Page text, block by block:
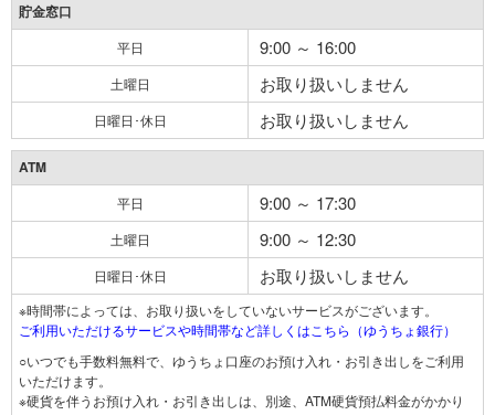
貯金窓口
平日 9:00 ～ 16:00
土曜日 お取り扱いしません
日曜日･休日 お取り扱いしません
ATM
平日 9:00 ～ 17:30
土曜日 9:00 ～ 12:30
日曜日･休日 お取り扱いしません
※時間帯によっては、お取り扱いをしていないサービスがございます。
ご利用いただけるサービスや時間帯など詳しくはこちら（ゆうちょ銀行）
○いつでも手数料無料で、ゆうちょ口座のお預け入れ・お引き出しをご利用
いただけます。
※硬貨を伴うお預け入れ・お引き出しは、別途、ATM硬貨預払料金がかかり